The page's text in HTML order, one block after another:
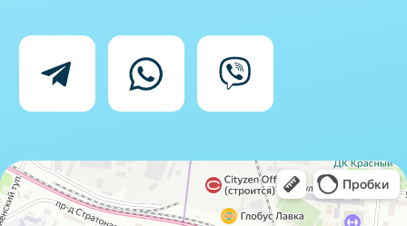
данных
IceIceMarket © 2025